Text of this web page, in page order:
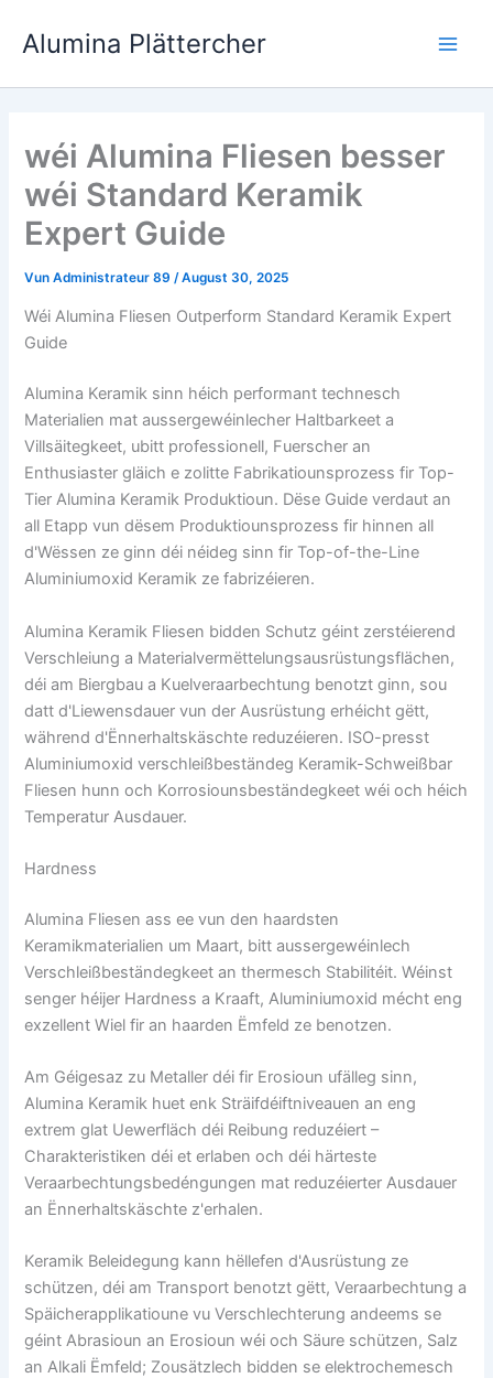
Alumina Plättercher
wéi Alumina Fliesen besser
wéi Standard Keramik
Expert Guide
VunAdministrateur 89 /August 30, 2025
Wéi Alumina Fliesen Outperform Standard Keramik Expert
Guide
Alumina Keramik sinn héich performant technesch
Materialien mat aussergewéinlecher Haltbarkeet a
Villsäitegkeet, ubitt professionell, Fuerscher an
Enthusiaster gläich e zolitte Fabrikatiounsprozess fir Top-
Tier Alumina Keramik Produktioun. Dëse Guide verdaut an
all Etapp vun dësem Produktiounsprozess fir hinnen all
d'Wëssen ze ginn déi néideg sinn fir Top-of-the-Line
Aluminiumoxid Keramik ze fabrizéieren.
Alumina Keramik Fliesen bidden Schutz géint zerstéierend
Verschleiung a Materialvermëttelungsausrüstungsflächen,
déi am Biergbau a Kuelveraarbechtung benotzt ginn, sou
datt d'Liewensdauer vun der Ausrüstung erhéicht gëtt,
während d'Ënnerhaltskäschte reduzéieren. ISO-presst
Aluminiumoxid verschleißbeständeg Keramik-Schweißbar
Fliesen hunn och Korrosiounsbeständegkeet wéi och héich
Temperatur Ausdauer.
Hardness
Alumina Fliesen ass ee vun den haardsten
Keramikmaterialien um Maart, bitt aussergewéinlech
Verschleißbeständegkeet an thermesch Stabilitéit. Wéinst
senger héijer Hardness a Kraaft, Aluminiumoxid mécht eng
exzellent Wiel fir an haarden Ëmfeld ze benotzen.
Am Géigesaz zu Metaller déi fir Erosioun ufälleg sinn,
Alumina Keramik huet enk Sträifdéiftniveauen an eng
extrem glat Uewerfläch déi Reibung reduzéiert –
Charakteristiken déi et erlaben och déi härteste
Veraarbechtungsbedéngungen mat reduzéierter Ausdauer
an Ënnerhaltskäschte z'erhalen.
Keramik Beleidegung kann hëllefen d'Ausrüstung ze
schützen, déi am Transport benotzt gëtt, Veraarbechtung a
Späicherapplikatioune vu Verschlechterung andeems se
géint Abrasioun an Erosioun wéi och Säure schützen, Salz
an Alkali Ëmfeld; Zousätzlech bidden se elektrochemesch